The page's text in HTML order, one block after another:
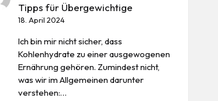
Tipps für Übergewichtige
18. April 2024
Ich bin mir nicht sicher, dass
Kohlenhydrate zu einer ausgewogenen
Ernährung gehören. Zumindest nicht,
was wir im Allgemeinen darunter
verstehen:…